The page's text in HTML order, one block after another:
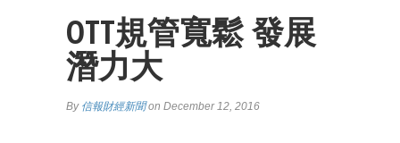
OTT規管寬鬆 發展
潛力大
By 信報財經新聞on December 12, 2016